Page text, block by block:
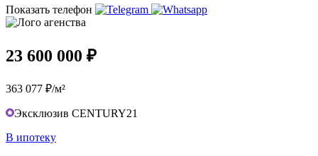
Показать телефон
23 600 000 ₽
363 077 ₽/м²
Эксклюзив CENTURY21
В ипотеку